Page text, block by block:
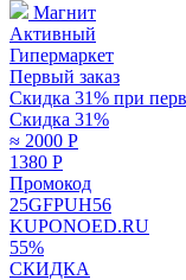
Магнит
Активный
Гипермаркет
Первый заказ
Скидка 31% при
Скидка 31%
≈ 2000 Р
1380 Р
Промокод
25GFPUH56
KUPONOED.RU
55%
СКИДКА